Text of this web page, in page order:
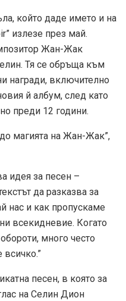
който даде името и на
излезе през май.
Жан-Жак
Тя се обръща към
награди, включително
й албум, след като
преди 12 години.
магията на Жан-Жак”,
идея за песен –
да разказва за
нас и как пропускаме
всекидневие. Когато
много често
песен, в която за
на Селин Дион